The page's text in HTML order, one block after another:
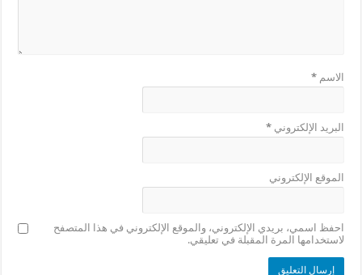
الاسم*
البريد الإلكتروني*
الموقع الإلكتروني
احفظ اسمي، بريدي الإلكتروني، والموقع الإلكتروني في هذا المتصفح
لاستخدامها المرة المقبلة في تعليقي.